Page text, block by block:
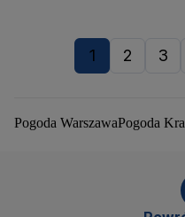
1 2 3
Pogoda WarszawaPogoda
Pogoda